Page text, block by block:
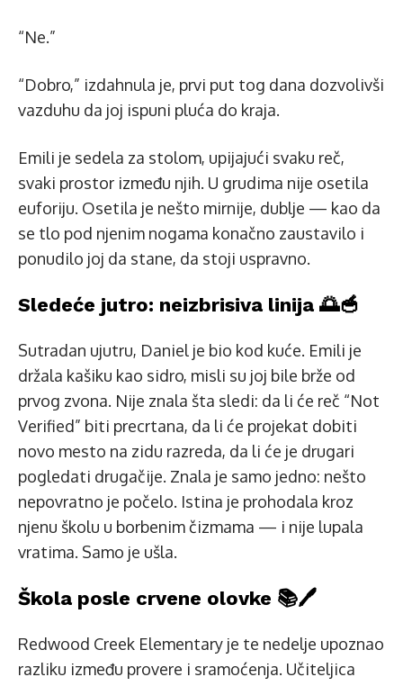
“Ne.”
“Dobro,” izdahnula je, prvi put tog dana dozvolivši
vazduhu da joj ispuni pluća do kraja.
Emili je sedela za stolom, upijajući svaku reč,
svaki prostor između njih. U grudima nije osetila
euforiju. Osetila je nešto mirnije, dublje — kao da
se tlo pod njenim nogama konačno zaustavilo i
ponudilo joj da stane, da stoji uspravno.
Sledeće jutro: neizbrisiva linija 🌅🥣
Sutradan ujutru, Daniel je bio kod kuće. Emili je
držala kašiku kao sidro, misli su joj bile brže od
prvog zvona. Nije znala šta sledi: da li će reč “Not
Verified” biti precrtana, da li će projekat dobiti
novo mesto na zidu razreda, da li će je drugari
pogledati drugačije. Znala je samo jedno: nešto
nepovratno je počelo. Istina je prohodala kroz
njenu školu u borbenim čizmama — i nije lupala
vratima. Samo je ušla.
Škola posle crvene olovke 📚🖊️
Redwood Creek Elementary je te nedelje upoznao
razliku između provere i sramoćenja. Učiteljica